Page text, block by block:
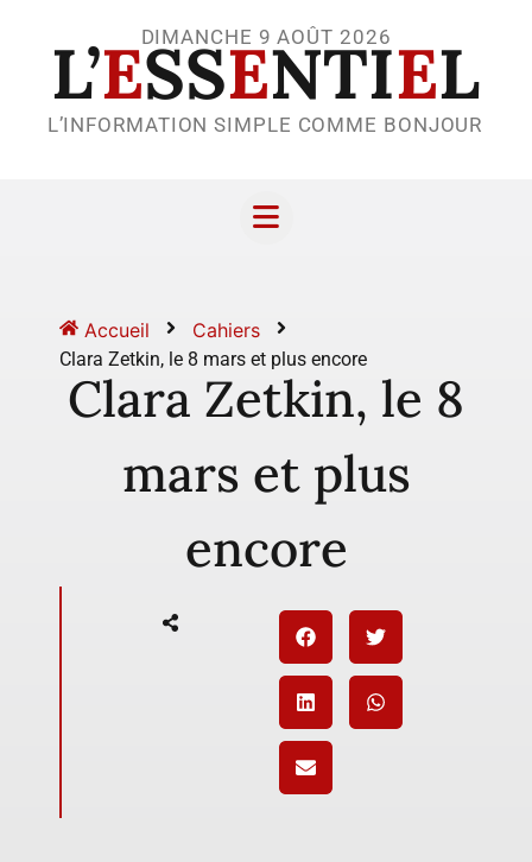
DIMANCHE 9 AOÛT 2026
L’ESSENTIEL
L’INFORMATION SIMPLE COMME BONJOUR
Accueil Cahiers
Clara Zetkin, le 8 mars et plus encore
Clara Zetkin, le 8
mars et plus
encore